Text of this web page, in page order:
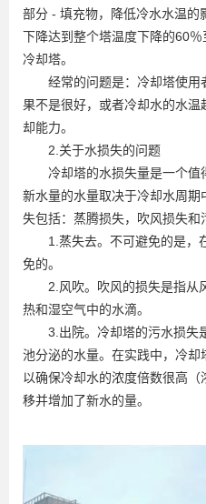
部分 - 填充物，降低冷水水温的
下降达到整个塔温度下降的60
冷却塔。
经常的问题是：冷却塔使用
果不是很好，或者冷却水的水
却能力。
2.关于水损失的问题
冷却塔的水损失量是一个值
新水量的水量取决于冷却水周
失包括：蒸腾损失，吹风损失和
1.蒸失去。不可避免的是，
免的。
2.风吹。吹风的损失是指从
热和湿空气中的水滴。
3.出院。冷却塔的污水损失
池分泌的水量。在实践中，冷却
以确保冷却水的浓度倍数很高
移并增加了新水的量。